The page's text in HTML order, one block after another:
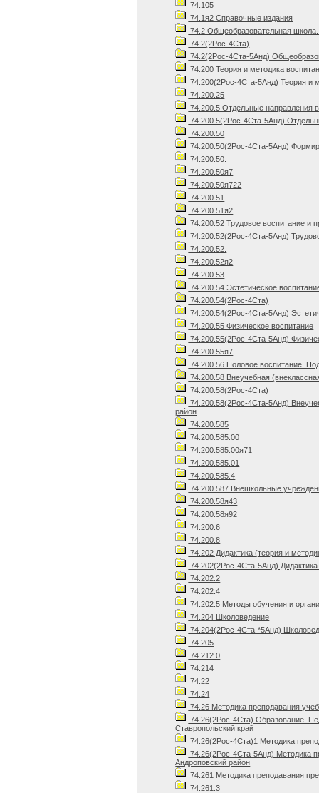
74.105
74.1я2 Справочные издания
74.2 Общеобразовательная
74.2(2Рос-4Ста)
74.2(2Рос-4Ста-5Анд)
74.200 Теория и методика
74.200(2Рос-4Ста-5Анд) Теория и
74.200.25
74.200.5 Отдельные направления
74.200.5(2Рос-4Ста-5Анд)
74.200.50
74.200.50(2Рос-4Ста-5Анд)
74.200.50.
74.200.50я7
74.200.50я722
74.200.51
74.200.51я2
74.200.52 Трудовое воспитание и
74.200.52(2Рос-4Ста-5Анд)
74.200.52.
74.200.52я2
74.200.53
74.200.54 Эстетическое
74.200.54(2Рос-4Ста)
74.200.54(2Рос-4Ста-5Анд)
74.200.55 Физическое воспитание
74.200.55(2Рос-4Ста-5Анд)
74.200.55я7
74.200.56 Половое воспитание.
74.200.58 Внеучебная
74.200.58(2Рос-4Ста)
74.200.58(2Рос-4Ста-5Анд)
район
74.200.585
74.200.585.00
74.200.585.00я71
74.200.585.01
74.200.585.4
74.200.587 Внешкольные
74.200.58я43
74.200.58я92
74.200.6
74.200.8
74.202 Дидактика (теория и
74.202(2Рос-4Ста-5Анд)
74.202.2
74.202.4
74.202.5 Методы обучения и
74.204 Школоведение
74.204(2Рос-4Ста-*5Анд)
74.205
74.212.0
74.214
74.22
74.24
74.26 Методика преподавания
74.26(2Рос-4Ста) Образование.
Ставропольский край
74.26(2Рос-4Ста)1 Методика
74.26(2Рос-4Ста-5Анд) Методика
Андроповский район
74.261 Методика преподавания
74.261.3